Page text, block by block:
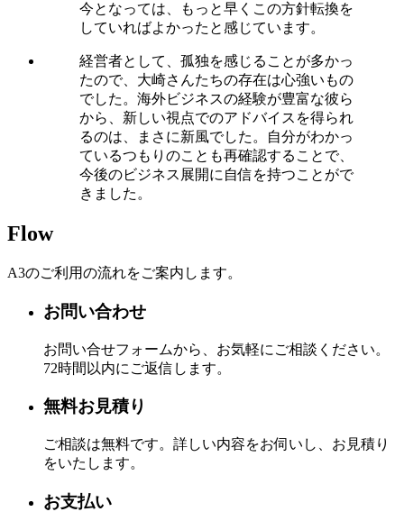
今となっては、もっと早くこの方針転換を
していればよかったと感じています。
経営者として、孤独を感じることが多かっ
たので、大崎さんたちの存在は心強いもの
でした。海外ビジネスの経験が豊富な彼ら
から、新しい視点でのアドバイスを得られ
るのは、まさに新風でした。自分がわかっ
ているつもりのことも再確認することで、
今後のビジネス展開に自信を持つことがで
きました。
Flow
A3のご利用の流れをご案内します。
お問い合わせ
お問い合せフォームから、お気軽にご相談ください。
72時間以内にご返信します。
無料お見積り
ご相談は無料です。詳しい内容をお伺いし、お見積り
をいたします。
お支払い